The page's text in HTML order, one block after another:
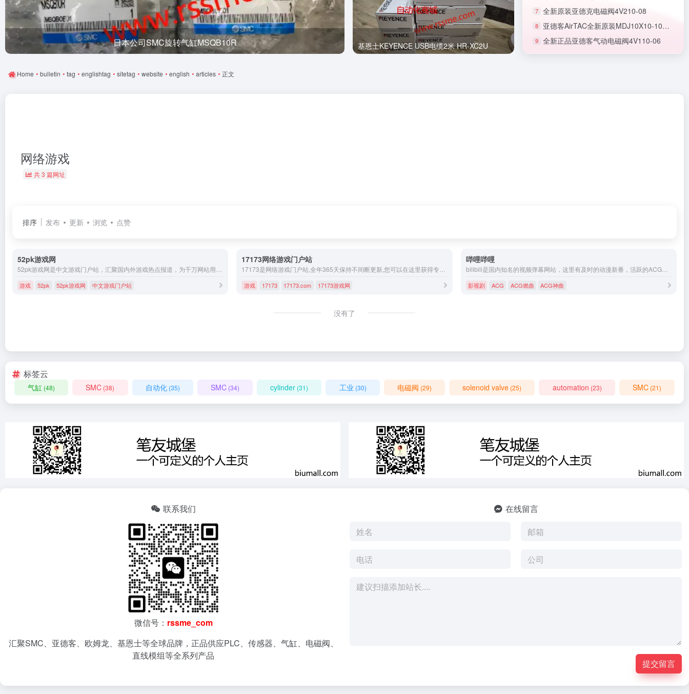
日本公司SMC旋转气缸MSQB10R 全新正品SMC节流阀AS1201F-M5-06A
基恩士KEYENCE USB电缆2米 HR-XC2U
7 全新原装亚德克电磁阀4V210-08
8 亚德客AirTAC全新原装MDJ10X10-10S微型无杆气缸
9 全新正品亚德客气动电磁阀4V110-06
Home • bulletin • tag • englishtag • sitetag • website • english • articles • 正文
网络游戏
共 3 篇网址
排序 发布 更新 浏览 点赞
52pk游戏网
游戏 52pk 52pk游戏网 中文游戏门户站
17173网络游戏门户站
游戏 17173 17173.com 17173游戏网
哔哩哔哩
bilibili是国内知名的视频弹幕网站，这里有及时的动漫新番，活跃的ACG氛围，有创意的Up主。大家可以在这里找到许多欢乐。
影视剧 ACG ACG燃曲 ACG神曲
没有了
标签云
气缸 (48) SMC (38) 自动化(35) SMC (34) cylinder (31) 工业 (30) 电磁阀 (29) solenoid valve (25) automation (23) SMC(21)
联系我们
微信号： rssme_com
汇聚SMC、亚德客、欧姆龙、基恩士等全球品牌，正品供应PLC、传感器、气缸、电磁阀、
直线模组等全系列产品
在线留言
提交留言